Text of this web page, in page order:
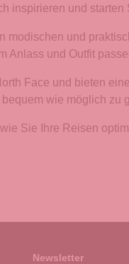
inspirieren und
modischen und
Anlass und Outfit
Face und bieten
bequem wie möglich zu
Sie Ihre Reisen
Newsletter